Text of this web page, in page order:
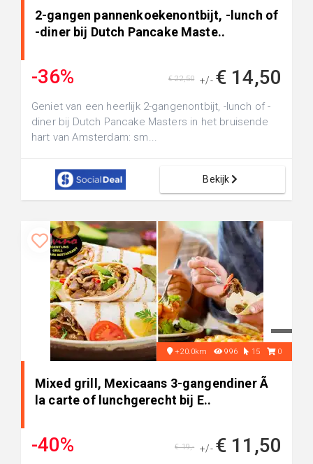
2-gangen pannenkoekenontbijt, -lunch of
-diner bij Dutch Pancake Maste..
-36% +/- € 14,50
€ 22,50
Geniet van een heerlijk 2-gangenontbijt, -lunch of -
diner bij Dutch Pancake Masters in het bruisende
hart van Amsterdam: sm...
Bekijk
+20.0km 996 15 0
Mixed grill, Mexicaans 3-gangendiner Ã
la carte of lunchgerecht bij E..
-40% +/- € 11,50
€ 19,-